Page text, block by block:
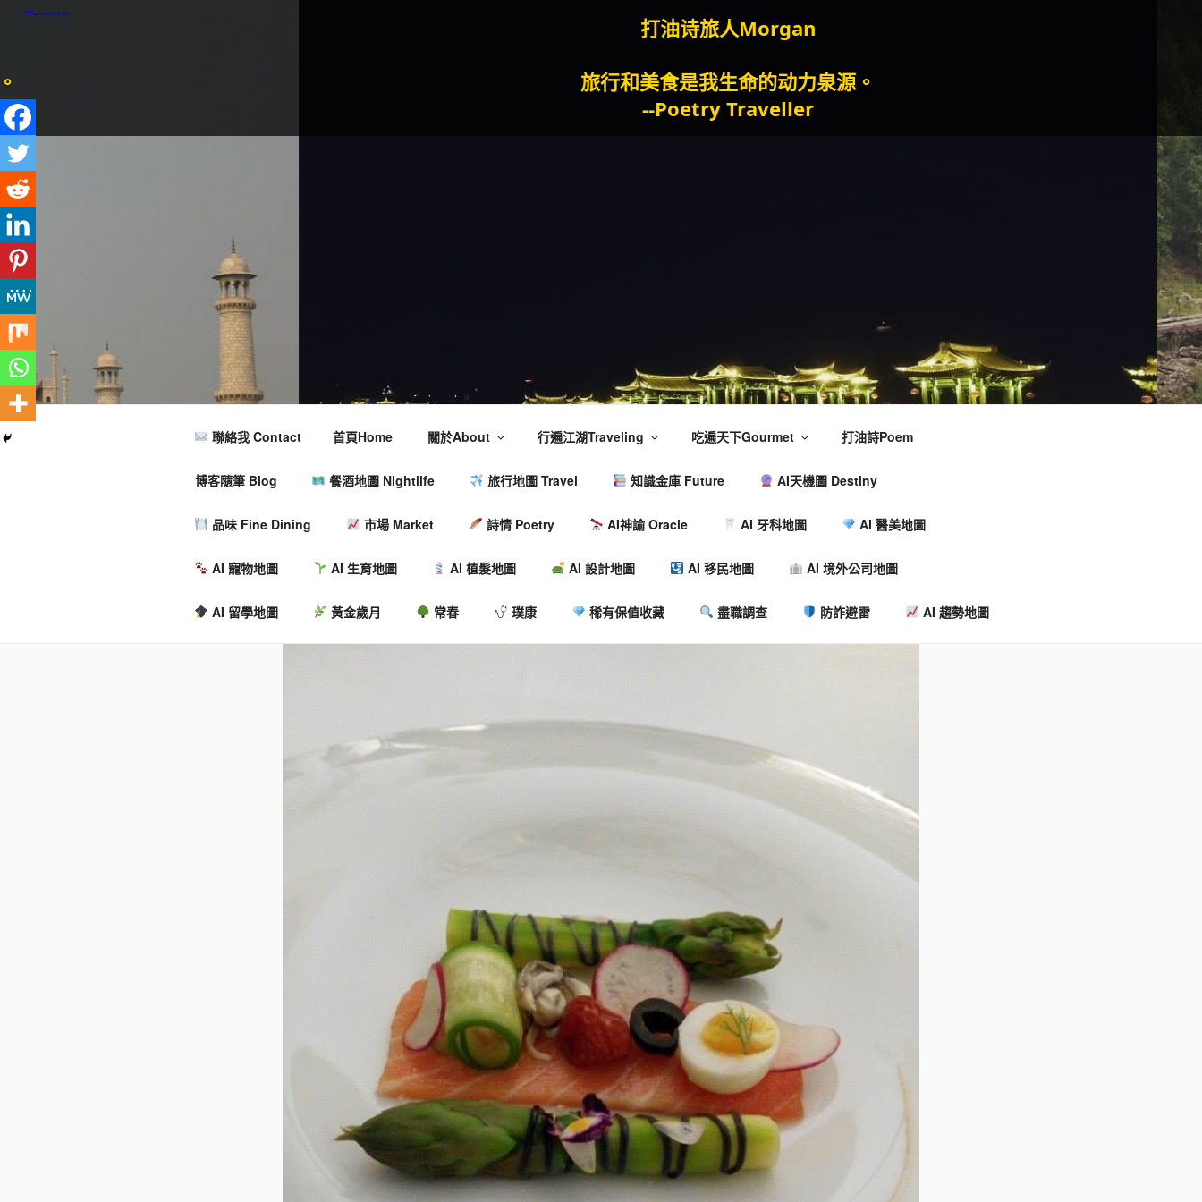
打油诗旅人Morgan
旅行和美食是我生命的动力泉源。
--Poetry Traveller
聯絡我 Contact 首頁Home 關於About 行遍江湖Traveling 吃遍天下Gourmet 打油詩Poem
博客隨筆 Blog 餐酒地圖 Nightlife 旅行地圖 Travel 知識金庫 Future AI天機圖 Destiny
品味 Fine Dining 市場 Market 詩情 Poetry AI神諭 Oracle AI 牙科地圖 AI 醫美地圖
AI 寵物地圖 AI 生育地圖 AI 植髮地圖 AI 設計地圖 AI 移民地圖 AI 境外公司地圖
AI 留學地圖 黃金歲月 常春 璞康 稀有保值收藏 盡職調查 防詐避雷 AI 趨勢地圖